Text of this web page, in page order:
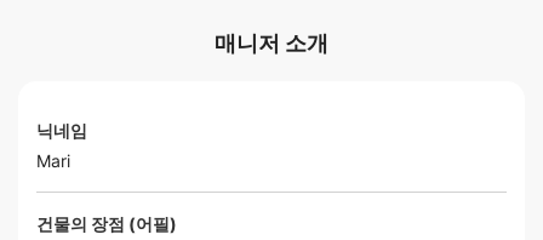
매니저 소개
닉네임
Mari
건물의 장점 (어필)